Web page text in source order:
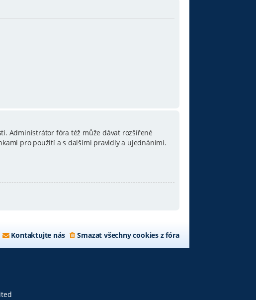
Administrátor fóra též může dávat rozšířené
pro použití a s dalšími pravidly a ujednáními.
Smazat všechny cookies z fóra
Kontaktujte nás